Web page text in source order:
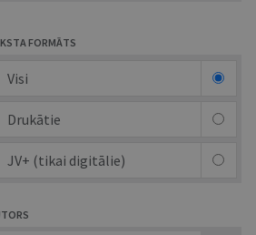
FORMĀTS
Visi
Drukātie
JV+ (tikai digitālie)